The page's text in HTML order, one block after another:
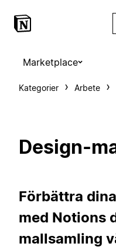
Marketplace
Kategorier Arbete
Design-
Förbättra
med Notions
mallsamling